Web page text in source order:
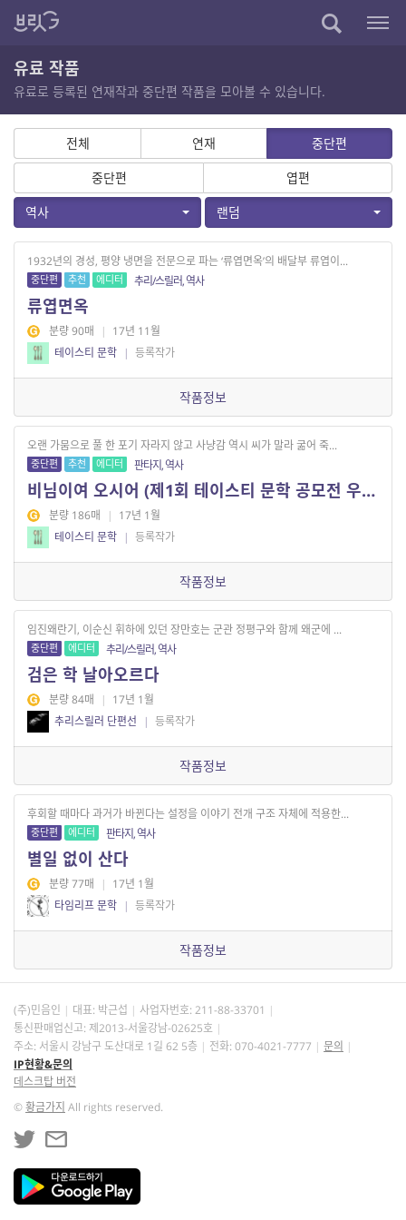
유료 작품
유료로 등록된 연재작과 중단편 작품을 모아볼 수 있습니다.
전체 연재
중단편
중단편
엽편
역사
랜덤
1932년의 경성, 평양 냉면을 전문으로 파는 ‘류엽면옥’의 배달부 류엽이...
중단편 추천 에디터 추리/스릴러, 역사
류엽면옥
분량 90매 | 17년 11월
테이스티 문학 | 등록작가
작품정보
오랜 가뭄으로 풀 한 포기 자라지 않고 사냥감 역시 씨가 말라 굶어 죽...
중단편 추천 에디터 판타지, 역사
비님이여 오시어 (제1회 테이스티 문학 공모전 우수작)
분량 186매 | 17년 1월
테이스티 문학 | 등록작가
작품정보
임진왜란기, 이순신 휘하에 있던 장만호는 군관 정평구와 함께 왜군에 ...
중단편 에디터 추리/스릴러, 역사
검은 학 날아오르다
분량 84매 | 17년 1월
추리스릴러 단편선
| 등록작가
작품정보
후회할 때마다 과거가 바뀐다는 설정을 이야기 전개 구조 자체에 적용한...
중단편 에디터 판타지, 역사
별일 없이 산다
분량 77매 | 17년 1월
타임리프 문학 | 등록작가
작품정보
(주)민음인 대표: 박근섭 사업자번호: 211-88-33701
통신판매업신고: 제2013-서울강남-02625호
주소: 서울시 강남구 도산대로 1길 62 5층
전화: 070-4021-7777
문의
IP현황&문의
데스크탑 버전
©황금가지 All rights reserved.